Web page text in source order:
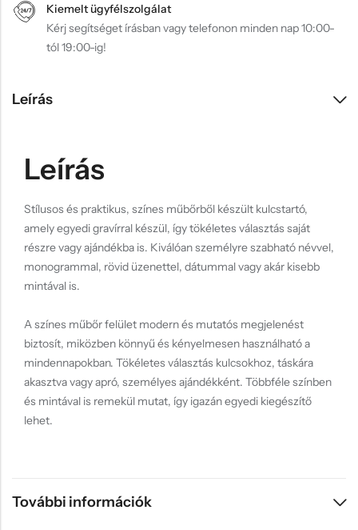
Kiemelt ügyfélszolgálat
Kérj segítséget írásban vagy telefonon minden nap 10:00-
tól 19:00-ig!
Leírás
Leírás
Stílusos és praktikus, színes műbőrből készült kulcstartó,
amely egyedi gravírral készül, így tökéletes választás saját
részre vagy ajándékba is. Kiválóan személyre szabható névvel,
monogrammal, rövid üzenettel, dátummal vagy akár kisebb
mintával is.
A színes műbőr felület modern és mutatós megjelenést
biztosít, miközben könnyű és kényelmesen használható a
mindennapokban. Tökéletes választás kulcsokhoz, táskára
akasztva vagy apró, személyes ajándékként. Többféle színben
és mintával is remekül mutat, így igazán egyedi kiegészítő
lehet.
További információk